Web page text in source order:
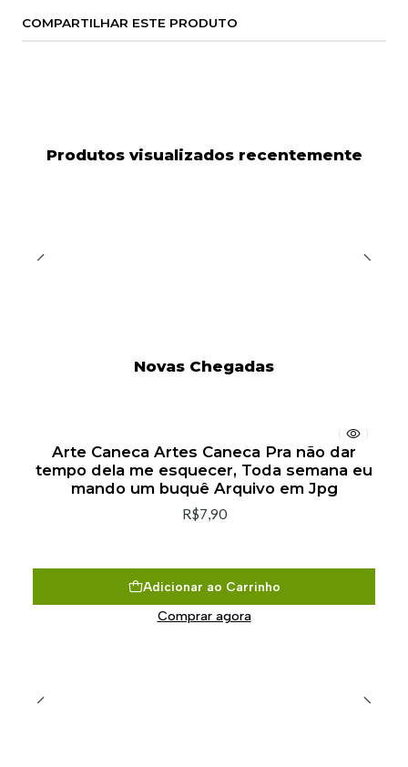
COMPARTILHAR ESTE PRODUTO
Produtos visualizados recentemente
Novas Chegadas
Arte Caneca Artes Caneca Pra não dar
tempo dela me esquecer, Toda semana eu
mando um buquê Arquivo em Jpg
R$7,90
Adicionar ao Carrinho
Comprar agora